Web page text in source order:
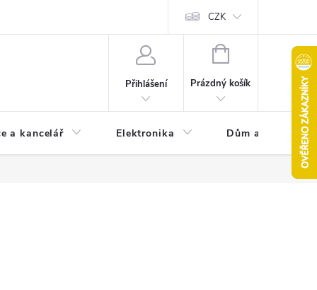
CZK
Přihlášení
NÁKUPNÍ
Prázdný košík
a kancelář Elektronika Dům a zahrada